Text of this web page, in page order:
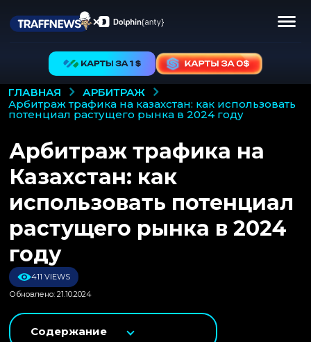
ГЛАВНАЯ
АРБИТРАЖ
арбитраж трафика на казахстан: как использовать
потенциал растущего рынка в 2024 году
Арбитраж трафика на
Казахстан: как
использовать потенциал
растущего рынка в 2024
году
411 VIEWS
Обновлено: 21.10.2024
Содержание